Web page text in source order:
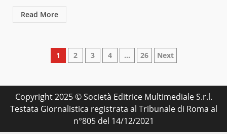
Read More
Paginazione
articoli
1 2 3 4 … 26 Next
Copyright 2025 © Società Editrice Multimediale S.r.l.
Testata Giornalistica registrata al Tribunale di Roma al
n°805 del 14/12/2021